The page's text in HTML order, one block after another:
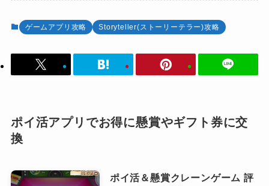
ゲームアプリ攻略 Storyteller(ストーリーテラー)攻略
ポイ活アプリでお得に懸賞やギフト券に交
換
ポイ活＆懸賞クレーンゲーム 評